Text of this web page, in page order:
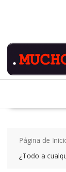
Página de
¿Todo a